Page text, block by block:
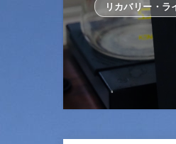
リカバリー・ラ